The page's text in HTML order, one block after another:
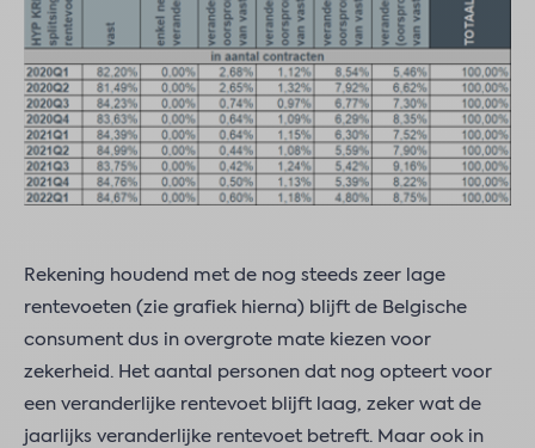
Rekening houdend met de nog steeds zeer lage
rentevoeten (zie grafiek hierna) blijft de Belgische
consument dus in overgrote mate kiezen voor
zekerheid. Het aantal personen dat nog opteert voor
een veranderlijke rentevoet blijft laag, zeker wat de
jaarlijks veranderlijke rentevoet betreft. Maar ook in